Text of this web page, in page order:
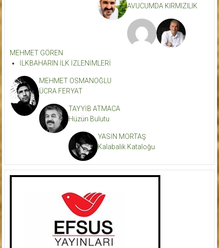
AVUCUMDA KIRMIZILIK
MEHMET GÖREN
İLKBAHARIN İLK İZLENİMLERİ
MEHMET OSMANOĞLU
ÜCRA FERYAT
TAYYİB ATMACA
Hüzün Bulutu
YASİN MORTAŞ
Kalabalık Kataloğu